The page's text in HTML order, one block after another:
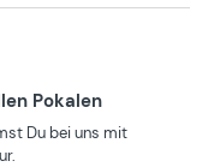
Pokalen
Du bei uns mit